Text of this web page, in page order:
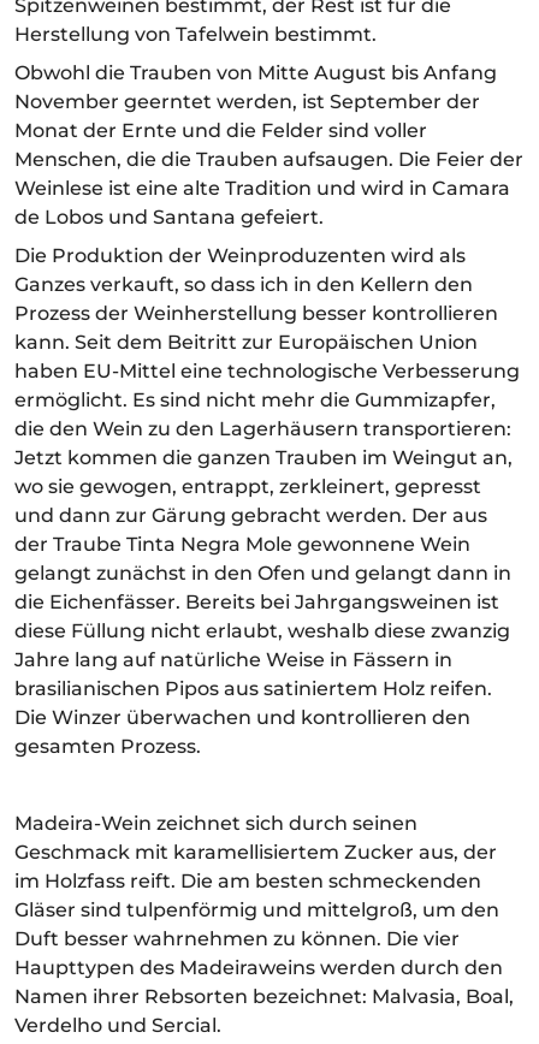
Spitzenweinen bestimmt, der Rest ist für die
Herstellung von Tafelwein bestimmt.
Obwohl die Trauben von Mitte August bis Anfang
November geerntet werden, ist September der
Monat der Ernte und die Felder sind voller
Menschen, die die Trauben aufsaugen. Die Feier der
Weinlese ist eine alte Tradition und wird in Camara
de Lobos und Santana gefeiert.
Die Produktion der Weinproduzenten wird als
Ganzes verkauft, so dass ich in den Kellern den
Prozess der Weinherstellung besser kontrollieren
kann. Seit dem Beitritt zur Europäischen Union
haben EU-Mittel eine technologische Verbesserung
ermöglicht. Es sind nicht mehr die Gummizapfer,
die den Wein zu den Lagerhäusern transportieren:
Jetzt kommen die ganzen Trauben im Weingut an,
wo sie gewogen, entrappt, zerkleinert, gepresst
und dann zur Gärung gebracht werden. Der aus
der Traube Tinta Negra Mole gewonnene Wein
gelangt zunächst in den Ofen und gelangt dann in
die Eichenfässer. Bereits bei Jahrgangsweinen ist
diese Füllung nicht erlaubt, weshalb diese zwanzig
Jahre lang auf natürliche Weise in Fässern in
brasilianischen Pipos aus satiniertem Holz reifen.
Die Winzer überwachen und kontrollieren den
gesamten Prozess.
Madeira-Wein zeichnet sich durch seinen
Geschmack mit karamellisiertem Zucker aus, der
im Holzfass reift. Die am besten schmeckenden
Gläser sind tulpenförmig und mittelgroß, um den
Duft besser wahrnehmen zu können. Die vier
Haupttypen des Madeiraweins werden durch den
Namen ihrer Rebsorten bezeichnet: Malvasia, Boal,
Verdelho und Sercial.